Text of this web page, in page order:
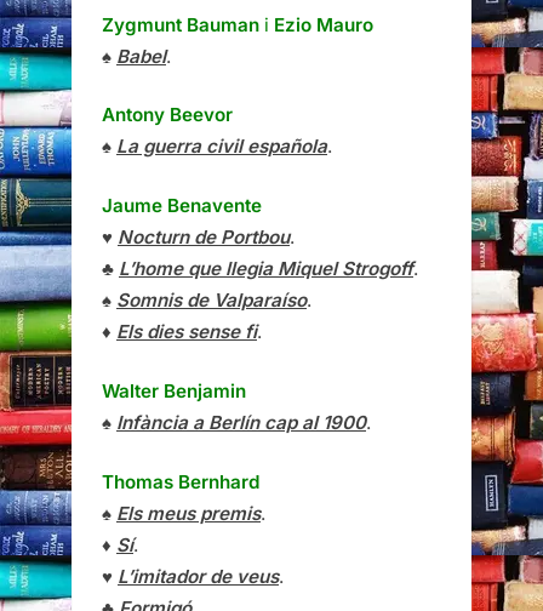
Zygmunt Bauman i Ezio Mauro
♠ Babel.
Antony Beevor
♠ La guerra civil española.
Jaume Benavente
♥ Nocturn de Portbou.
♣ L’home que llegia Miquel Strogoff.
♠ Somnis de Valparaíso.
♦ Els dies sense fi.
Walter Benjamin
♠ Infància a Berlín cap al 1900.
Thomas Bernhard
♠ Els meus premis.
♦ Sí.
♥ L’imitador de veus.